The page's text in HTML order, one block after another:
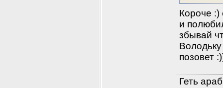
Короче
и
збывай
позовет
Геть